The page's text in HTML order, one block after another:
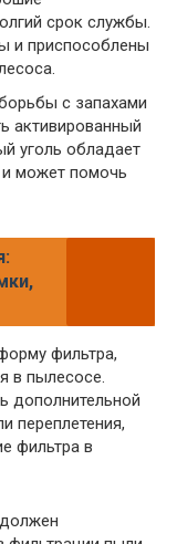
срок службы.
и приспособлены
с запахами
активированный
уголь обладает
может помочь
фильтра,
в пылесосе.
дополнительной
переплетения,
фильтра в